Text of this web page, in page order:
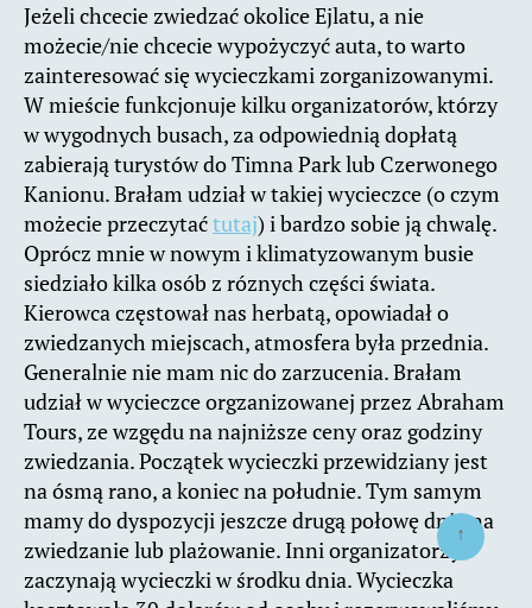
Jeżeli chcecie zwiedzać okolice Ejlatu, a nie
możecie/nie chcecie wypożyczyć auta, to warto
zainteresować się wycieczkami zorganizowanymi.
W mieście funkcjonuje kilku organizatorów, którzy
w wygodnych busach, za odpowiednią dopłatą
zabierają turystów do Timna Park lub Czerwonego
Kanionu. Brałam udział w takiej wycieczce (o czym
możecie przeczytaćtutaj) i bardzo sobie ją chwalę.
Oprócz mnie w nowym i klimatyzowanym busie
siedziało kilka osób z róznych części świata.
Kierowca częstował nas herbatą, opowiadał o
zwiedzanych miejscach, atmosfera była przednia.
Generalnie nie mam nic do zarzucenia. Brałam
udział w wycieczce orgzanizowanej przez Abraham
Tours, ze wzgędu na najniższe ceny oraz godziny
zwiedzania. Początek wycieczki przewidziany jest
na ósmą rano, a koniec na południe. Tym samym
mamy do dyspozycji jeszcze drugą połowę dnia na
zwiedzanie lub plażowanie. Inni organizatorzy
zaczynają wycieczki w środku dnia. Wycieczka
↑